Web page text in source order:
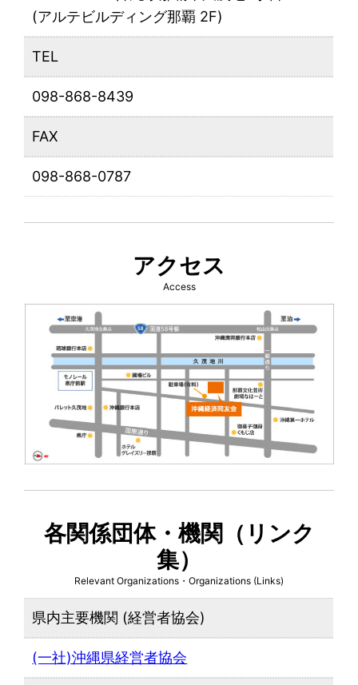
(アルテビルディング那覇 2F)
TEL
098-868-8439
FAX
098-868-0787
アクセス
Access
各関係団体・機関（リンク
集）
Relevant Organizations・Organizations (Links)
県内主要機関 (経営者協会)
(一社)沖縄県経営者協会